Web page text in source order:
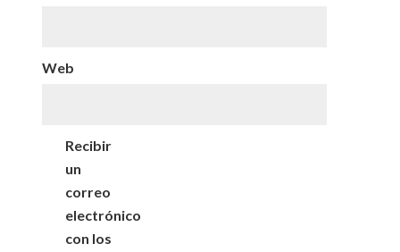
Web
Recibir
un
correo
electrónico
con los